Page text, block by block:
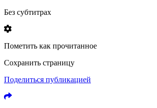
Без субтитрах
Пометить как прочитанное
Сохранить страницу
Поделиться публикацией